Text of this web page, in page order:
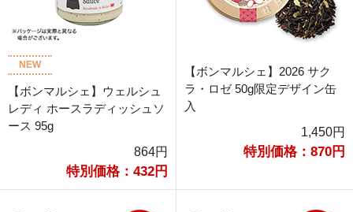
NEW
【ボンマルシェ】ウェルシュ
レディ ホースラディッシュソ
ース 95g
864円
特別価格：432円
【ボンマルシェ】2026 サク
ラ・ロゼ 50g限定デザイン缶
入
1,450円
特別価格：870円